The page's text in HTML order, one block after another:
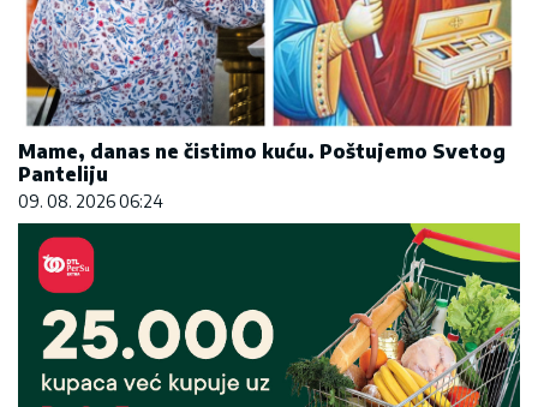
Mame, danas ne čistimo kuću. Poštujemo Svetog
Panteliju
09. 08. 2026 06:24